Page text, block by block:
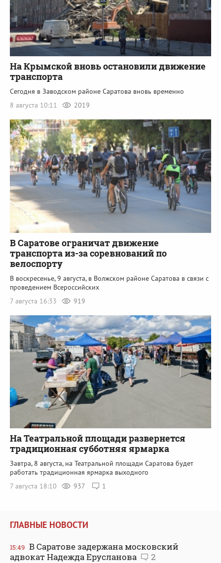
На Крымской вновь остановили движение
транспорта
Сегодня в Заводском районе Саратова вновь временно
8 августа 10:11
2019
В Саратове ограничат движение
транспорта из-за соревнований по
велоспорту
В воскресенье, 9 августа, в Волжском районе Саратова в связи с
проведением Всероссийских
7 августа 16:33
919
На Театральной площади развернется
традиционная субботняя ярмарка
Завтра, 8 августа, на Театральной площади Саратова будет
работать традиционная ярмарка выходного
7 августа 18:10
937 1
ГЛАВНЫЕ НОВОСТИ
15:49 В Саратове задержана московский
адвокат Надежда Ерусланова
2